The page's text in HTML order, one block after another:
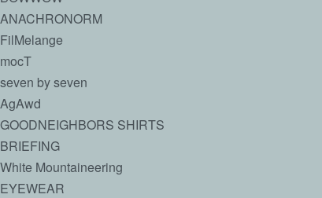
ANACHRONORM
FilMelange
mocT
seven by seven
AgAwd
GOODNEIGHBORS SHIRTS
BRIEFING
White Mountaineering
EYEWEAR